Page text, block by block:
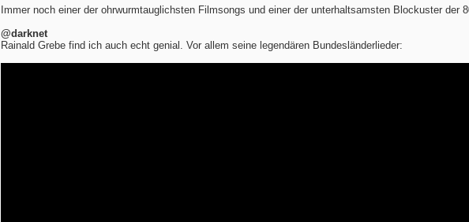
Immer noch einer der ohrwurmtauglichsten Filmsongs und einer der unterhaltsamsten Blockuster der
@darknet
Rainald Grebe find ich auch echt genial. Vor allem seine legendären Bundesländerlieder: